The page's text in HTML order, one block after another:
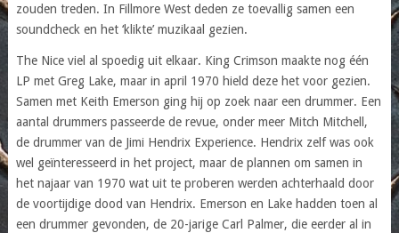
zouden treden. In Fillmore West deden ze toevallig samen een
soundcheck en het ‘klikte’ muzikaal gezien.
The Nice viel al spoedig uit elkaar. King Crimson maakte nog één
LP met Greg Lake, maar in april 1970 hield deze het voor gezien.
Samen met Keith Emerson ging hij op zoek naar een drummer. Een
aantal drummers passeerde de revue, onder meer Mitch Mitchell,
de drummer van de Jimi Hendrix Experience. Hendrix zelf was ook
wel geïnteresseerd in het project, maar de plannen om samen in
het najaar van 1970 wat uit te proberen werden achterhaald door
de voortijdige dood van Hendrix. Emerson en Lake hadden toen al
een drummer gevonden, de 20-jarige Carl Palmer, die eerder al in